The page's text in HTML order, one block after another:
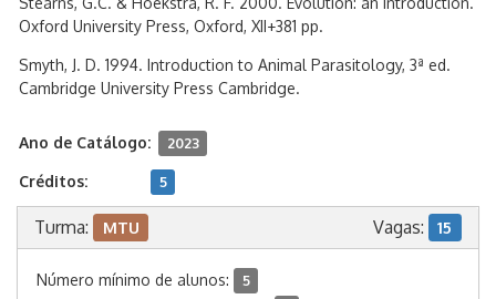
Oxford University Press, Oxford, XII+381 pp.
Smyth, J. D. 1994. Introduction to Animal Parasitology, 3ª ed.
Cambridge University Press Cambridge.
Ano de Catálogo: 2023
Créditos: 5
Turma: MTU Vagas: 15
Número mínimo de alunos: 5